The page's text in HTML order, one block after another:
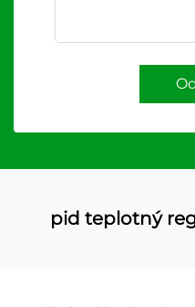
pid teplotný